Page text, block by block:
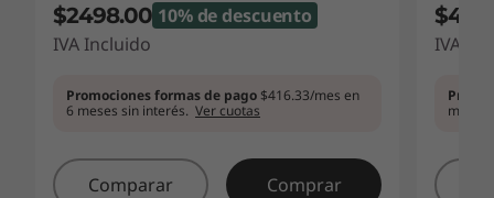
$2498.00 10% de descuento
IVA Incluido
Promociones formas de pago $416.33/mes en
6 meses sin interés. Ver cuotas
Comparar Comprar
IVA